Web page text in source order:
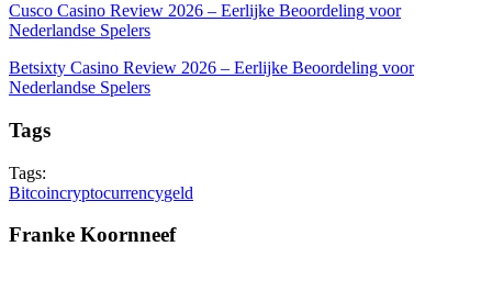
Cusco Casino Review 2026 – Eerlijke Beoordeling voor
Nederlandse Spelers
Betsixty Casino Review 2026 – Eerlijke Beoordeling voor
Nederlandse Spelers
Tags
Tags:
Bitcoincryptocurrencygeld
Franke Koornneef